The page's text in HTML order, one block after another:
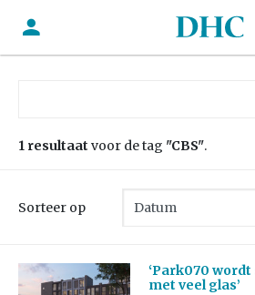
1 resultaat voor de tag "CBS".
Sorteer op
‘Park070
met veel glas’